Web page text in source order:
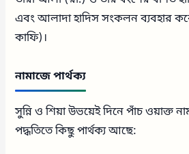
এবং আলাদা হাদিস সংকলন ব্যবহার
কাফি)।
নামাজে পার্থক্য
সুন্নি ও শিয়া উভয়েই দিনে পাঁচ ওয়াক্ত
পদ্ধতিতে কিছু পার্থক্য আছে: